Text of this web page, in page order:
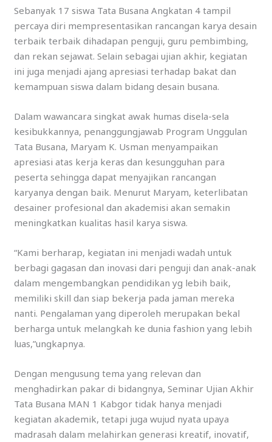
Sebanyak 17 siswa Tata Busana Angkatan 4 tampil
percaya diri mempresentasikan rancangan karya desain
terbaik terbaik dihadapan penguji, guru pembimbing,
dan rekan sejawat. Selain sebagai ujian akhir, kegiatan
ini juga menjadi ajang apresiasi terhadap bakat dan
kemampuan siswa dalam bidang desain busana.
Dalam wawancara singkat awak humas disela-sela
kesibukkannya, penanggungjawab Program Unggulan
Tata Busana, Maryam K. Usman menyampaikan
apresiasi atas kerja keras dan kesungguhan para
peserta sehingga dapat menyajikan rancangan
karyanya dengan baik. Menurut Maryam, keterlibatan
desainer profesional dan akademisi akan semakin
meningkatkan kualitas hasil karya siswa.
“Kami berharap, kegiatan ini menjadi wadah untuk
berbagi gagasan dan inovasi dari penguji dan anak-anak
dalam mengembangkan pendidikan yg lebih baik,
memiliki skill dan siap bekerja pada jaman mereka
nanti. Pengalaman yang diperoleh merupakan bekal
berharga untuk melangkah ke dunia fashion yang lebih
luas,”ungkapnya.
Dengan mengusung tema yang relevan dan
menghadirkan pakar di bidangnya, Seminar Ujian Akhir
Tata Busana MAN 1 Kabgor tidak hanya menjadi
kegiatan akademik, tetapi juga wujud nyata upaya
madrasah dalam melahirkan generasi kreatif, inovatif,